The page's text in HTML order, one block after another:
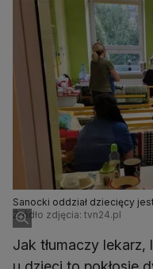
Sanocki oddział dziecięcy
Źródło zdjęcia: tvn24.pl
Jak tłumaczy